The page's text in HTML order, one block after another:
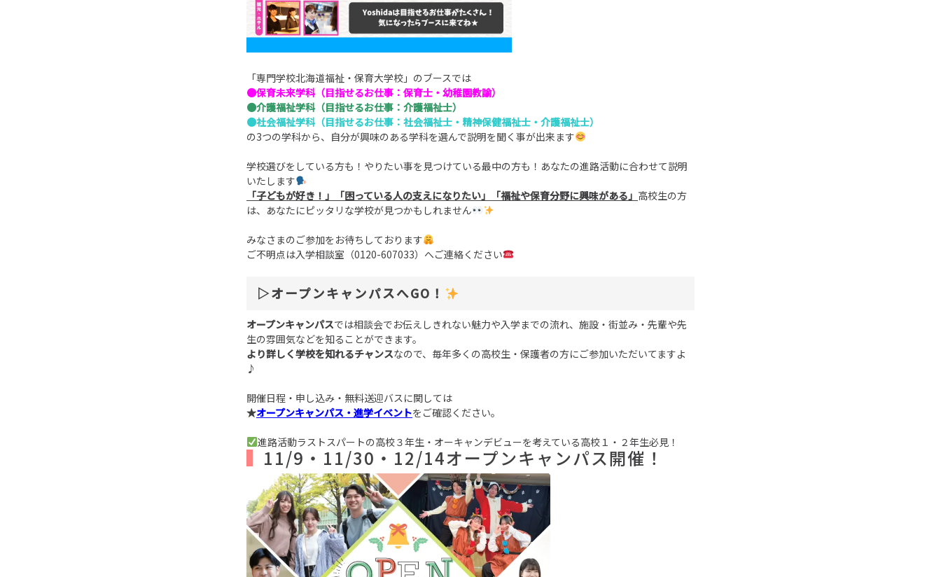
「専門学校北海道福祉・保育大学校」のブースでは
●保育未来学科（目指せるお仕事：保育士・幼稚園教諭）
●介護福祉学科（目指せるお仕事：介護福祉士）
●社会福祉学科（目指せるお仕事：社会福祉士・精神保健福祉士・介護福祉士）
の3つの学科から、自分が興味のある学科を選んで説明を聞く事が出来ます
学校選びをしている方も！やりたい事を見つけている最中の方も！あなたの進路活動に合わせて説明
いたします
「子どもが好き！」「困っている人の支えになりたい」「福祉や保育分野に興味がある」 高校生の方
は、あなたにピッタリな学校が見つかもしれません
みなさまのご参加をお待ちしております
ご不明点は入学相談室（0120-607033）へご連絡ください
▷オープンキャンパスへGO！
オープンキャンパスでは相談会でお伝えしきれない魅力や入学までの流れ、施設・街並み・先輩や先
生の雰囲気などを知ることができます。
より詳しく学校を知れるチャンスなので、毎年多くの高校生・保護者の方にご参加いただいてますよ
♪
開催日程・申し込み・無料送迎バスに関しては
★オープンキャンパス・進学イベントをご確認ください。
進路活動ラストスパートの高校３年生・オーキャンデビューを考えている高校１・２年生必見！
11/9・11/30・12/14オープンキャンパス開催！